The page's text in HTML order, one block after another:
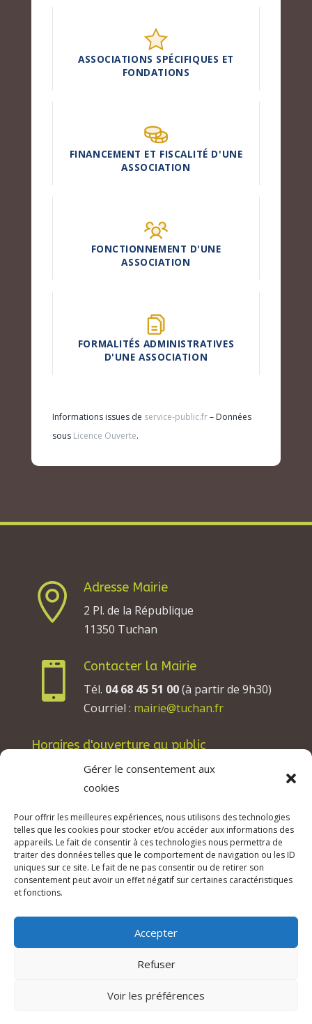
Gérer le consentement aux
cookies
Pour offrir les meilleures expériences, nous utilisons des technologies
telles que les cookies pour stocker et/ou accéder aux informations des
appareils. Le fait de consentir à ces technologies nous permettra de
traiter des données telles que le comportement de navigation ou les ID
uniques sur ce site. Le fait de ne pas consentir ou de retirer son
consentement peut avoir un effet négatif sur certaines caractéristiques
et fonctions.
Accepter
Refuser
Voir les préférences
ASSOCIATIONS SPÉCIFIQUES ET
FONDATIONS
FINANCEMENT ET FISCALITÉ D'UNE
ASSOCIATION
FONCTIONNEMENT D'UNE
ASSOCIATION
FORMALITÉS ADMINISTRATIVES
D'UNE ASSOCIATION
Informations issues de service-public.fr– Données
sous Licence Ouverte.

Adresse Mairie
2 Pl. de la République
11350 Tuchan

Contacter la Mairie
Tél. 04 68 45 51 00(à partir de 9h30)
Courriel : mairie@tuchan.fr
Horaires d'ouverture au public
Les lundis, mardis et jeudis : de 8h à 12h et de
13h30 à 17h30.
Les vendredis : de 8h à 12h.
© 2026 Mairie de Tuchan | Site Internet réalisé
Mentions légales & Crédits–RGPD Protection
des données